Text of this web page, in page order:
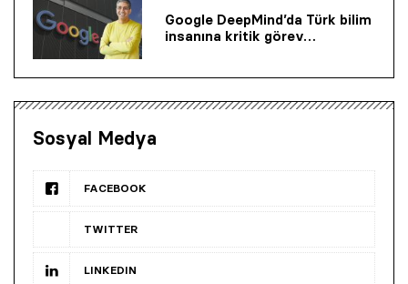
Google DeepMind’da Türk bilim
insanına kritik görev…
Sosyal Medya
FACEBOOK
TWITTER
LINKEDIN